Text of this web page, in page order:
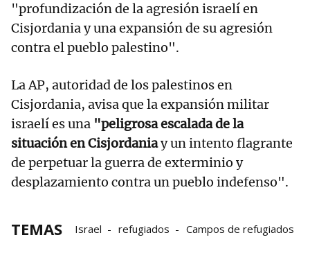
"profundización de la agresión israelí en
Cisjordania y una expansión de su agresión
contra el pueblo palestino".
La AP, autoridad de los palestinos en
Cisjordania, avisa que la expansión militar
israelí es una "peligrosa escalada de la
situación en Cisjordaniay un intento flagrante
de perpetuar la guerra de exterminio y
desplazamiento contra un pueblo indefenso".
TEMAS Israel refugiados Campos de refugiados